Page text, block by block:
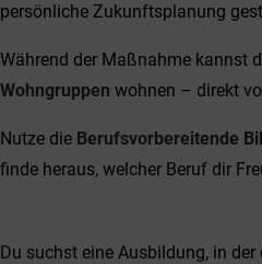
persönliche Zukunftsplanung
Während der Maßnahme kannst
Wohngruppen wohnen – direkt
Nutze die Berufsvorbereitende
finde heraus, welcher Beruf dir
Du suchst eine Ausbildung, in